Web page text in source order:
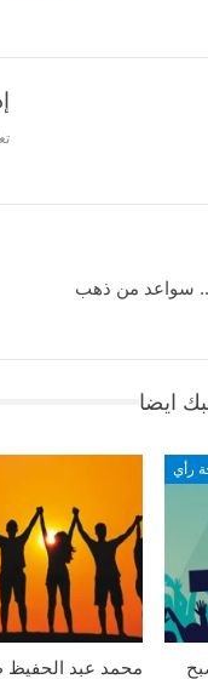
سواعد من ذهب
ايضا
محمد عبد
رأي